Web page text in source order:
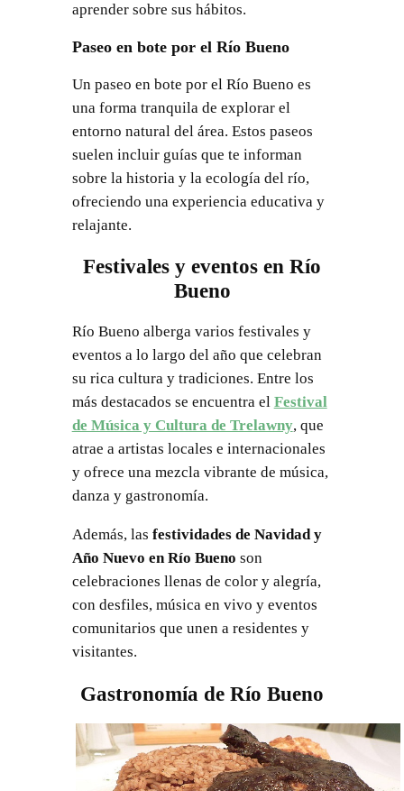
aprender sobre sus hábitos.
Paseo en bote por el Río Bueno
Un paseo en bote por el Río Bueno es
una forma tranquila de explorar el
entorno natural del área. Estos paseos
suelen incluir guías que te informan
sobre la historia y la ecología del río,
ofreciendo una experiencia educativa y
relajante.
Festivales y eventos en Río
Bueno
Río Bueno alberga varios festivales y
eventos a lo largo del año que celebran
su rica cultura y tradiciones. Entre los
más destacados se encuentra el Festival
de Música y Cultura de Trelawny, que
atrae a artistas locales e internacionales
y ofrece una mezcla vibrante de música,
danza y gastronomía.
Además, las festividades de Navidad y
Año Nuevo en Río Bueno son
celebraciones llenas de color y alegría,
con desfiles, música en vivo y eventos
comunitarios que unen a residentes y
visitantes.
Gastronomía de Río Bueno